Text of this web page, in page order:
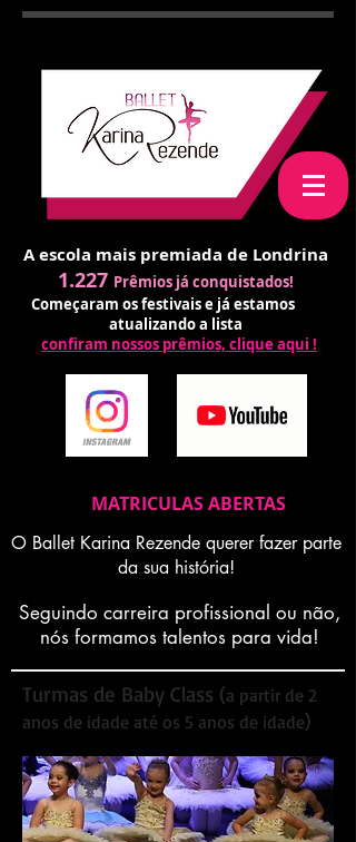
A escola mais premiada de Londrina
1.227 Prêmios já conquistados!
Começaram os festivais e já estamos
atualizando a lista
confiram nossos prêmios, clique aqui !
MATRICULAS ABERTAS
O Ballet Karina Rezende querer fazer parte
da sua história!
Seguindo carreira profissional ou não,
nós formamos talentos para vida!
Turmas de Baby Class (a partir de 2
anos de idade até os 5 anos de idade)